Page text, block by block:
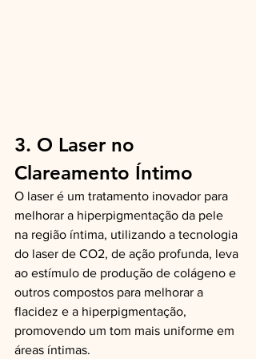
3. O Laser no
Clareamento Íntimo
O laser é um tratamento inovador para
melhorar a hiperpigmentação da pele
na região íntima, utilizando a tecnologia
do laser de CO2, de ação profunda, leva
ao estímulo de produção de colágeno e
outros compostos para melhorar a
flacidez e a hiperpigmentação,
promovendo um tom mais uniforme em
áreas íntimas.